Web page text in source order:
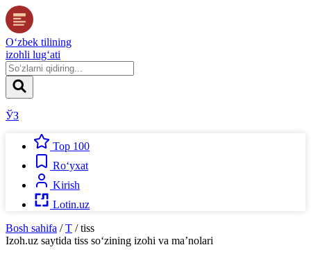
O‘zbek tilining
izohli lug‘ati
ЎЗ
Top 100
Ro‘yxat
Kirish
Lotin.uz
Bosh sahifa / T / tiss
Izoh.uz saytida tiss so‘zining izohi va ma’nolari